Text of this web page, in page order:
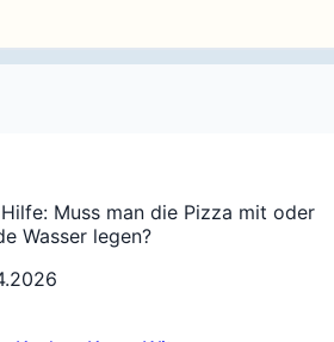
Muss man die Pizza mit oder
Wasser legen?